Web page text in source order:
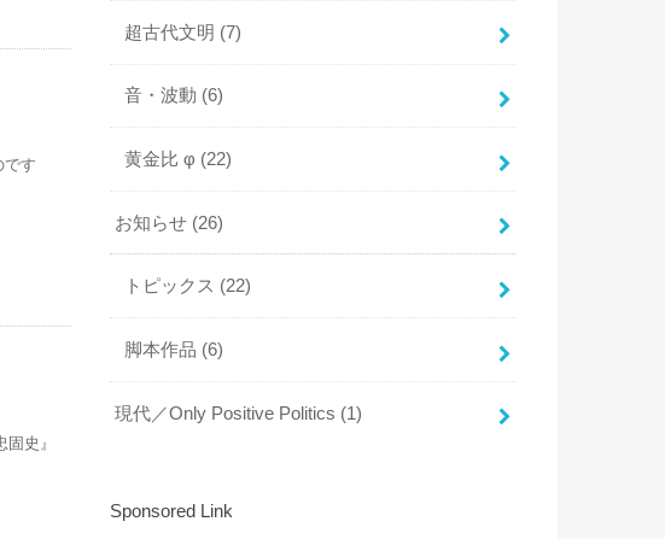
です
史』
超古代文明 (7)
音・波動 (6)
黄金比 φ (22)
お知らせ (26)
トピックス (22)
脚本作品 (6)
現代／Only Positive Politics (1)
Sponsored Link